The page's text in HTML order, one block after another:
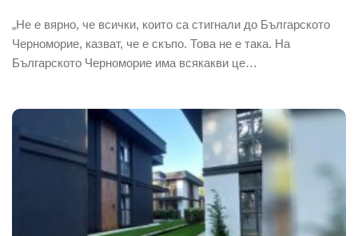
„Не е вярно, че всички, които са стигнали до Българското
Черноморие, казват, че е скъпо. Това не е така. На
Българското Черноморие има всякакви це…